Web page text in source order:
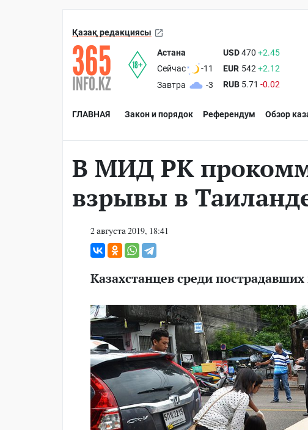
Қазақ редакциясы
Астана
Сейчас
-11
Завтра
-3
USD470 +2.45
EUR 542 +2.12
RUB 5.71 -0.02
ГЛАВНАЯ Закон и порядок Референдум Обзор
В МИД РК
взрывы в
2 августа 2019, 18:41
Казахстанцев среди пострадавших